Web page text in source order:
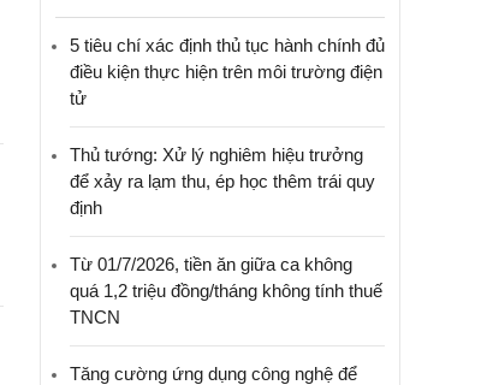
5 tiêu chí xác định thủ tục hành chính đủ
điều kiện thực hiện trên môi trường điện
tử
Thủ tướng: Xử lý nghiêm hiệu trưởng
để xảy ra lạm thu, ép học thêm trái quy
định
Từ 01/7/2026, tiền ăn giữa ca không
quá 1,2 triệu đồng/tháng không tính thuế
TNCN
Tăng cường ứng dụng công nghệ để